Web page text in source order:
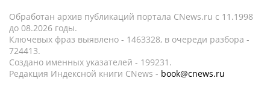
Обработан архив публикаций портала CNews.ru c 11.1998
до 08.2026 годы.
Ключевых фраз выявлено - 1463328, в очереди разбора -
724413.
Создано именных указателей - 199231.
Редакция Индексной книги CNews - book@cnews.ru